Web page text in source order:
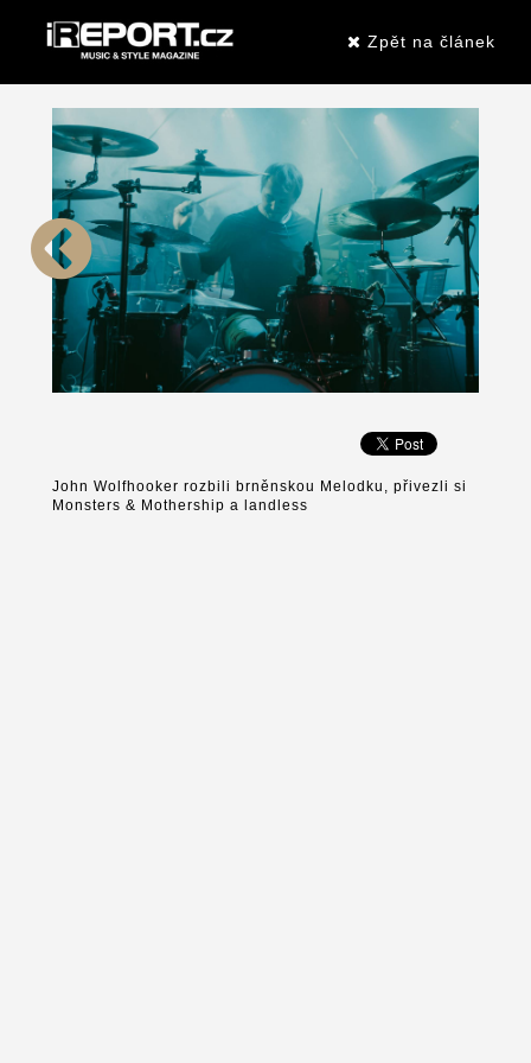
Zpět na článek
John Wolfhooker rozbili brněnskou Melodku, přivezli si
Monsters & Mothership a landless